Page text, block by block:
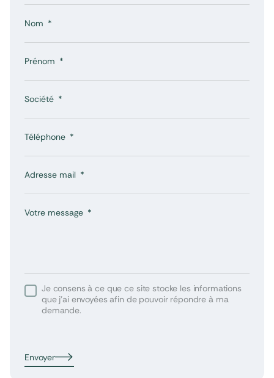
Nom
Prénom
Société
Téléphone
Adresse mail
Votre message
Je consens à ce que ce site stocke les informations
que j’ai envoyées afin de pouvoir répondre à ma
demande.
Envoyer